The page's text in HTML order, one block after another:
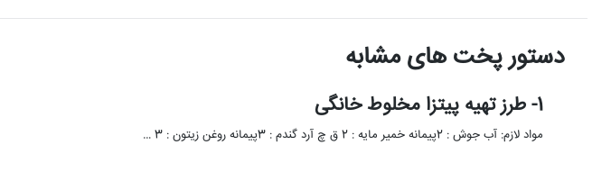
دستور پخت های مشابه
1- طرز تهیه پیتزا مخلوط خانگی
مواد لازم: آب جوش : 2پیمانه خمیر مایه : 2 ق چ آرد گندم : 3پیمانه روغن زیتون : 3 …